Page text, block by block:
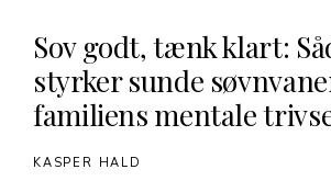
Sov godt, tænk klart:
styrker sunde
familiens mentale
KASPER HALD